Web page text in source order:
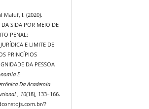
Maluf, I. (2020).
SIDA POR MEIO DE
PENAL:
E LIMITE DE
PRINCÍPIOS
DA PESSOA
E
Da Academia
, 10(18), 133–166.
?